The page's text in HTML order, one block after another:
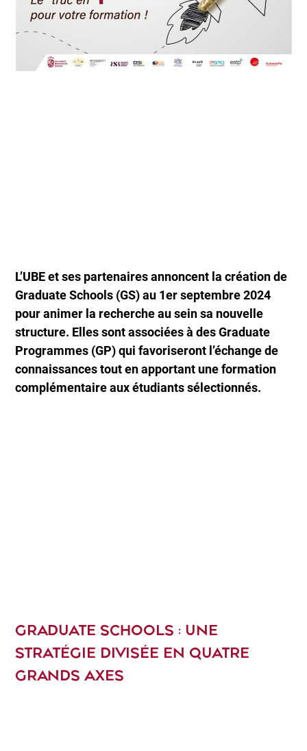
L’UBE et ses partenaires annoncent la création de
Graduate Schools (GS) au 1er septembre 2024
pour animer la recherche au sein sa nouvelle
structure. Elles sont associées à des Graduate
Programmes (GP) qui favoriseront l’échange de
connaissances tout en apportant une formation
complémentaire aux étudiants sélectionnés.
GRADUATE SCHOOLS : UNE
STRATÉGIE DIVISÉE EN QUATRE
GRANDS AXES